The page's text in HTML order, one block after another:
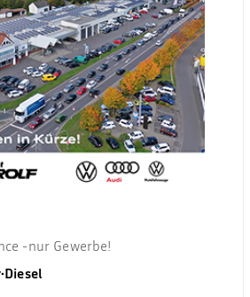
-nur Gewerbe!
•Diesel